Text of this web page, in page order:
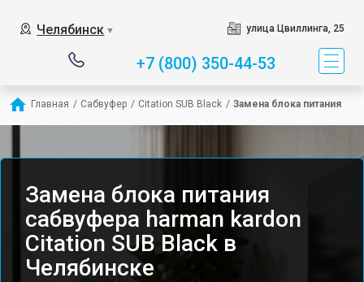
Челябинск ▼ улица Цвиллинга, 25
+7 (800) 350-44-53
Главная / Сабвуфер / Citation SUB Black / Замена блока питания
Замена блока питания
сабвуфера harman kardon
Citation SUB Black в
Челябинске